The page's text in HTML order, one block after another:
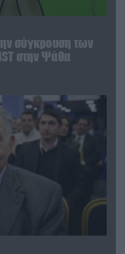
σύγκρουση των
στην Ψάθα